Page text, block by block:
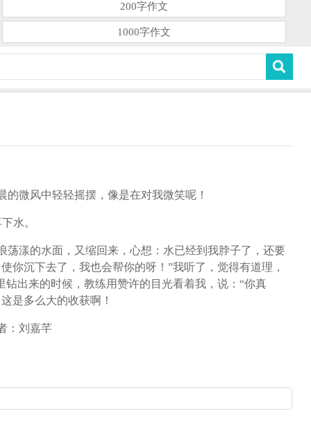
200字作文
1000字作文
微风中轻轻摇摆，像是在对我微笑呢！
水。
漾的水面，又缩回来，心想：水已经到我脖子了，还要
你沉下去了，我也会帮你的呀！”我听了，觉得有道理，
出来的时候，教练用赞许的目光看着我，说：“你真
是多么大的收获啊！
：刘嘉芊